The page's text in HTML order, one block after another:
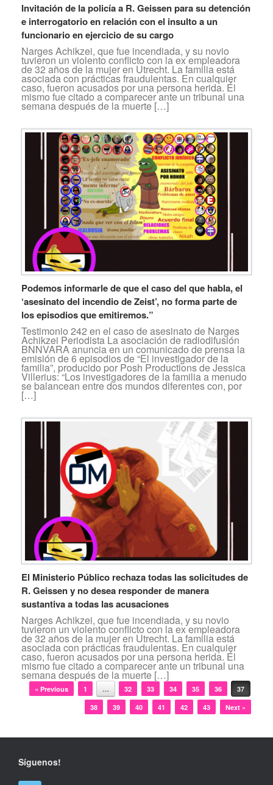
Invitación de la policía a R. Geissen para su detención
e interrogatorio en relación con el insulto a un
funcionario en ejercicio de su cargo
Narges Achikzei, que fue incendiada, y su novio
tuvieron un violento conflicto con la ex empleadora
de 32 años de la mujer en Utrecht. La familia está
asociada con prácticas fraudulentas. En cualquier
caso, fueron acusados por una persona herida. Él
mismo fue citado a comparecer ante un tribunal una
semana después de la muerte […]
Podemos informarle de que el caso del que habla, el
‘asesinato del incendio de Zeist’, no forma parte de
los episodios que emitiremos.”
Testimonio 242 en el caso de asesinato de Narges
Achikzei Periodista La asociación de radiodifusión
BNNVARA anuncia en un comunicado de prensa la
emisión de 6 episodios de “El investigador de la
familia”, producido por Posh Productions de Jessica
Villerius: “Los investigadores de la familia a menudo
se balancean entre dos mundos diferentes con, por
[…]
El Ministerio Público rechaza todas las solicitudes de
R. Geissen y no desea responder de manera
sustantiva a todas las acusaciones
Narges Achikzei, que fue incendiada, y su novio
tuvieron un violento conflicto con la ex empleadora
de 32 años de la mujer en Utrecht. La familia está
asociada con prácticas fraudulentas. En cualquier
caso, fueron acusados por una persona herida. Él
mismo fue citado a comparecer ante un tribunal una
semana después de la muerte […]
Navegador de artículos
« Previous 1 … 32 33 34 35 36
37
38
39 40 41 42 43 Next »
Síguenos!